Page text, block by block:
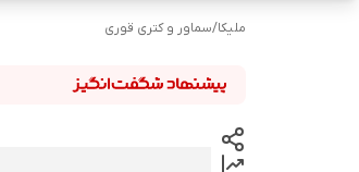
ملیکا/سماور و کتری قوری